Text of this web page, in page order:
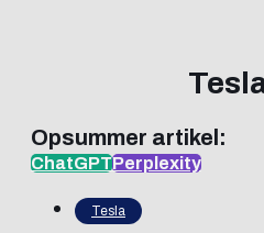
Opsummer artikel:
ChatGPTPerplexity
Tesla